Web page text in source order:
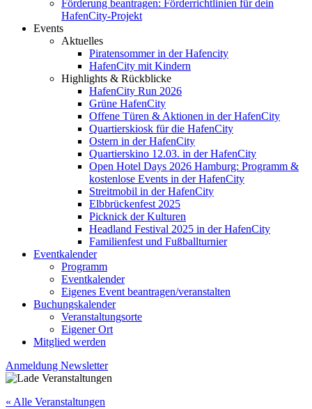
Förderung beantragen: Förderrichtlinien für dein
HafenCity-Projekt
Events
Aktuelles
Piratensommer in der Hafencity
HafenCity mit Kindern
Highlights & Rückblicke
HafenCity Run 2026
Grüne HafenCity
Offene Türen & Aktionen in der HafenCity
Quartierskiosk für die HafenCity
Ostern in der HafenCity
Quartierskino 12.03. in der HafenCity
Open Hotel Days 2026 Hamburg: Programm &
kostenlose Events in der HafenCity
Streitmobil in der HafenCity
Elbbrückenfest 2025
Picknick der Kulturen
Headland Festival 2025 in der HafenCity
Familienfest und Fußballturnier
Eventkalender
Programm
Eventkalender
Eigenes Event beantragen/veranstalten
Buchungskalender
Veranstaltungsorte
Eigener Ort
Mitglied werden
Anmeldung Newsletter
« Alle Veranstaltungen